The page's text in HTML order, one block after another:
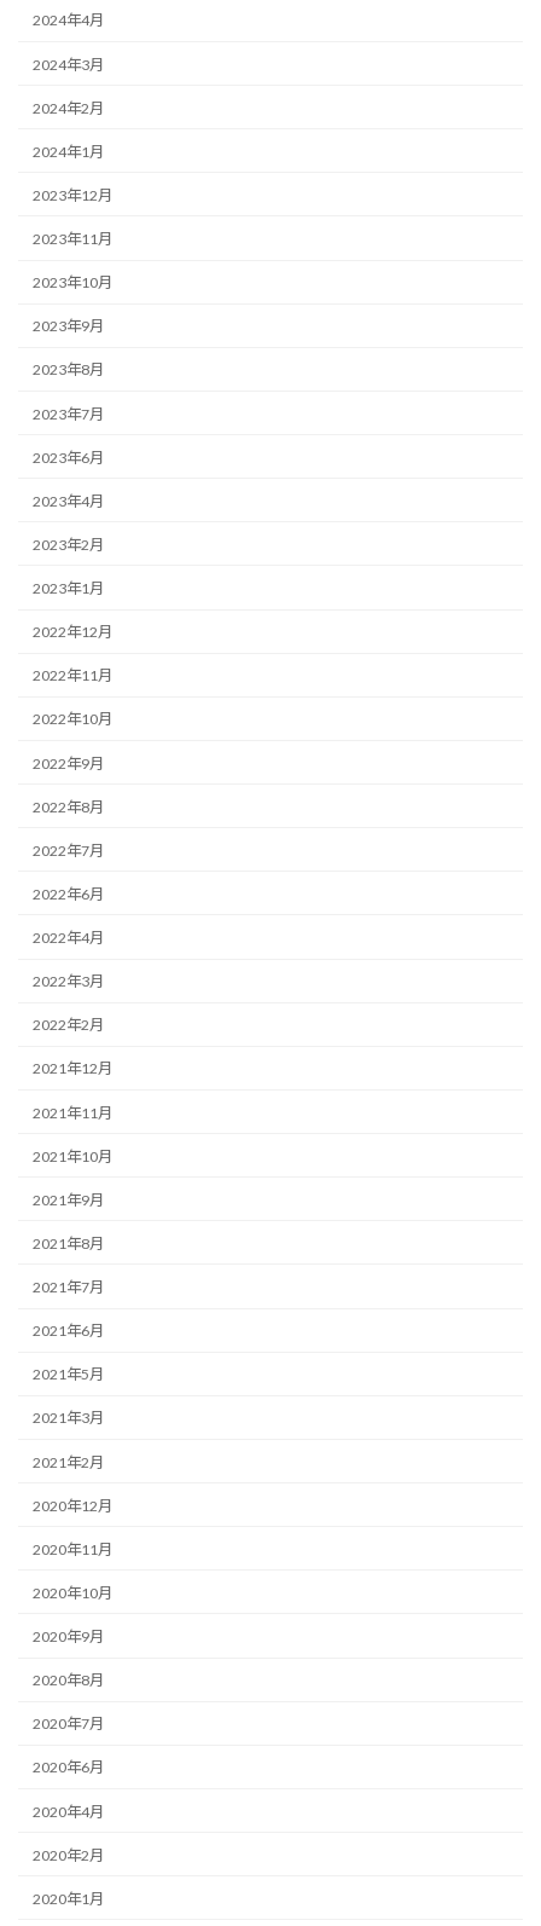
2024年4月
2024年3月
2024年2月
2024年1月
2023年12月
2023年11月
2023年10月
2023年9月
2023年8月
2023年7月
2023年6月
2023年4月
2023年2月
2023年1月
2022年12月
2022年11月
2022年10月
2022年9月
2022年8月
2022年7月
2022年6月
2022年4月
2022年3月
2022年2月
2021年12月
2021年11月
2021年10月
2021年9月
2021年8月
2021年7月
2021年6月
2021年5月
2021年3月
2021年2月
2020年12月
2020年11月
2020年10月
2020年9月
2020年8月
2020年7月
2020年6月
2020年4月
2020年2月
2020年1月